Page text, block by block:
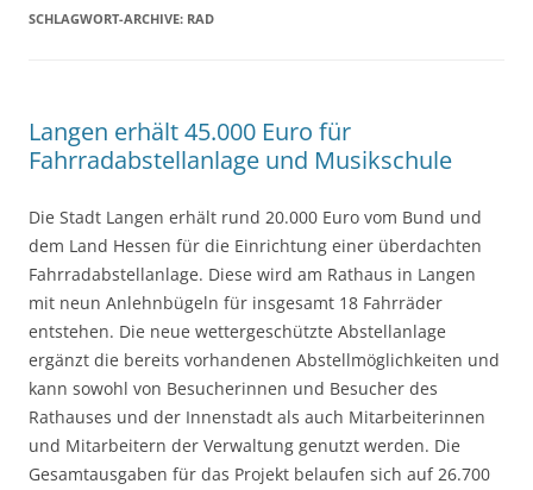
SCHLAGWORT-ARCHIVE: RAD
Langen erhält 45.000 Euro für
Fahrradabstellanlage und Musikschule
Die Stadt Langen erhält rund 20.000 Euro vom Bund und
dem Land Hessen für die Einrichtung einer überdachten
Fahrradabstellanlage. Diese wird am Rathaus in Langen
mit neun Anlehnbügeln für insgesamt 18 Fahrräder
entstehen. Die neue wettergeschützte Abstellanlage
ergänzt die bereits vorhandenen Abstellmöglichkeiten und
kann sowohl von Besucherinnen und Besucher des
Rathauses und der Innenstadt als auch Mitarbeiterinnen
und Mitarbeitern der Verwaltung genutzt werden. Die
Gesamtausgaben für das Projekt belaufen sich auf 26.700